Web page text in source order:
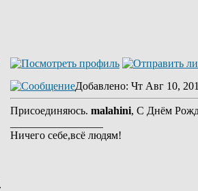
Добавлено: Чт Авг 10,
Присоединяюсь. malahini, С Днём
Ничего себе,всё людям!